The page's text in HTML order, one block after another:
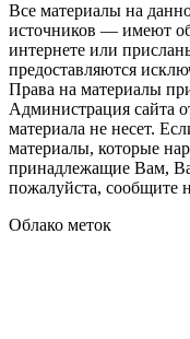
Все материалы на
источников — имеют
интернете или
предоставляются
Права на материалы
Администрация сайта
материала не несет.
материалы, которые
принадлежащие Вам,
пожалуйста, сообщите
Облако меток